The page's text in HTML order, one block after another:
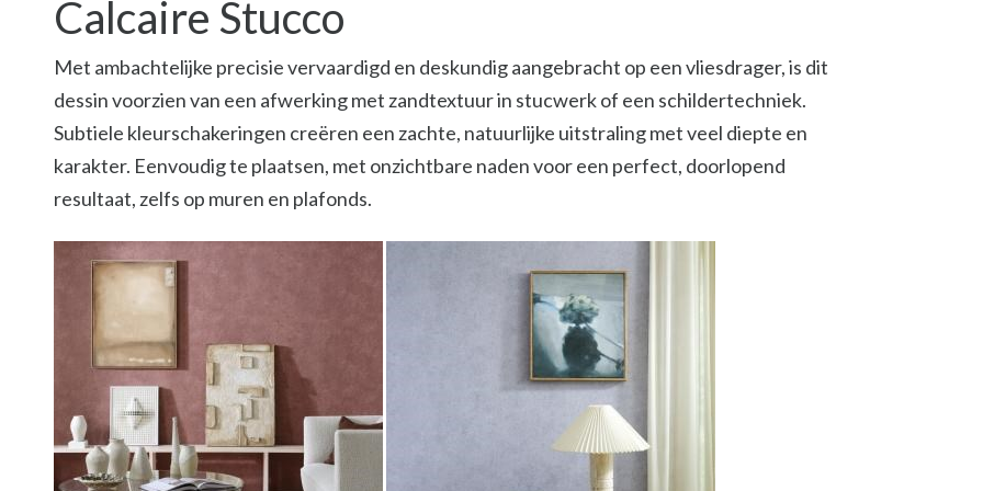
Calcaire Stucco
Met ambachtelijke precisie vervaardigd en deskundig aangebracht op een vliesdrager, is dit
dessin voorzien van een afwerking met zandtextuur in stucwerk of een schildertechniek.
Subtiele kleurschakeringen creëren een zachte, natuurlijke uitstraling met veel diepte en
karakter. Eenvoudig te plaatsen, met onzichtbare naden voor een perfect, doorlopend
resultaat, zelfs op muren en plafonds.